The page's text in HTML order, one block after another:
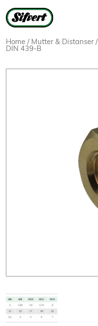
Home / Mutter & Distanser/
DIN 439-B